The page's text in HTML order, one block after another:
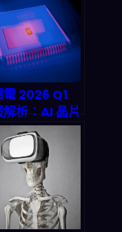
電 2026 Q1
析：AI 晶片
爆發，
3nm 成本
將重塑下一輪
體供應鏈？